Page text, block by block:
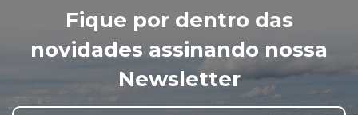
Fique por dentro das
novidades assinando nossa
Newsletter